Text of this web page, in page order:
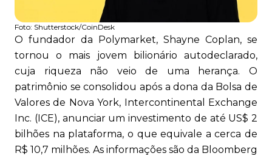
Foto: Shutterstock/CoinDesk
O fundador da Polymarket, Shayne Coplan, se
tornou o mais jovem bilionário autodeclarado,
cuja riqueza não veio de uma herança. O
patrimônio se consolidou após a dona da Bolsa de
Valores de Nova York, Intercontinental Exchange
Inc. (ICE), anunciar um investimento de até US$ 2
bilhões na plataforma, o que equivale a cerca de
R$ 10,7 milhões. As informações são da Bloomberg